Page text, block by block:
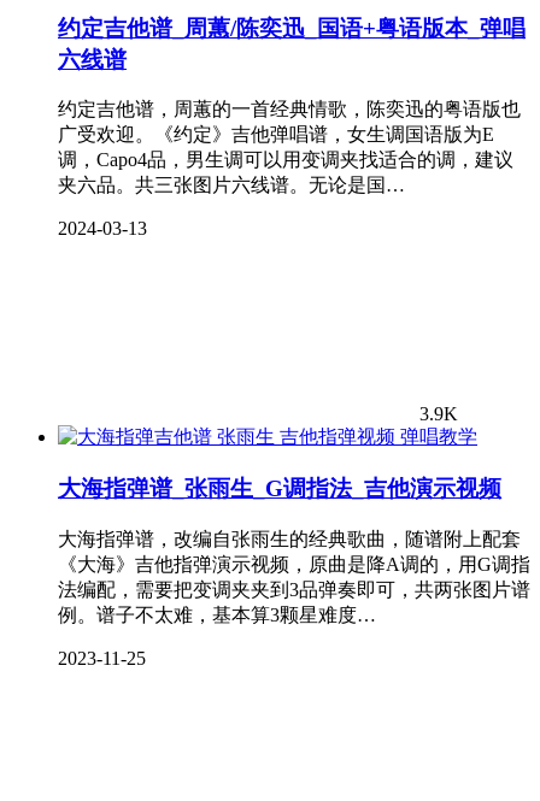
约定吉他谱_周蕙/陈奕迅_国语+粤语版本_弹唱
六线谱
约定吉他谱，周蕙的一首经典情歌，陈奕迅的粤语版也
广受欢迎。《约定》吉他弹唱谱，女生调国语版为E
调，Capo4品，男生调可以用变调夹找适合的调，建议
夹六品。共三张图片六线谱。无论是国…
2024-03-13
3.9K
弹唱教学
大海指弹谱_张雨生_G调指法_吉他演示视频
大海指弹谱，改编自张雨生的经典歌曲，随谱附上配套
《大海》吉他指弹演示视频，原曲是降A调的，用G调指
法编配，需要把变调夹夹到3品弹奏即可，共两张图片谱
例。谱子不太难，基本算3颗星难度…
2023-11-25